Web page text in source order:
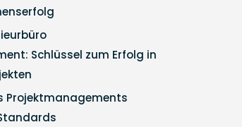
Schlüssel zum Erfolg in
Projektmanagements